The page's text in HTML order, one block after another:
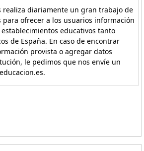
realiza diariamente un gran trabajo de
para ofrecer a los usuarios información
educativos tanto
de España. En caso de encontrar
provista o agregar datos
le pedimos que nos envíe un